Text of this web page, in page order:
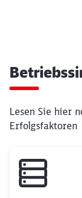
Lesen Sie hier
Erfolgsfaktoren